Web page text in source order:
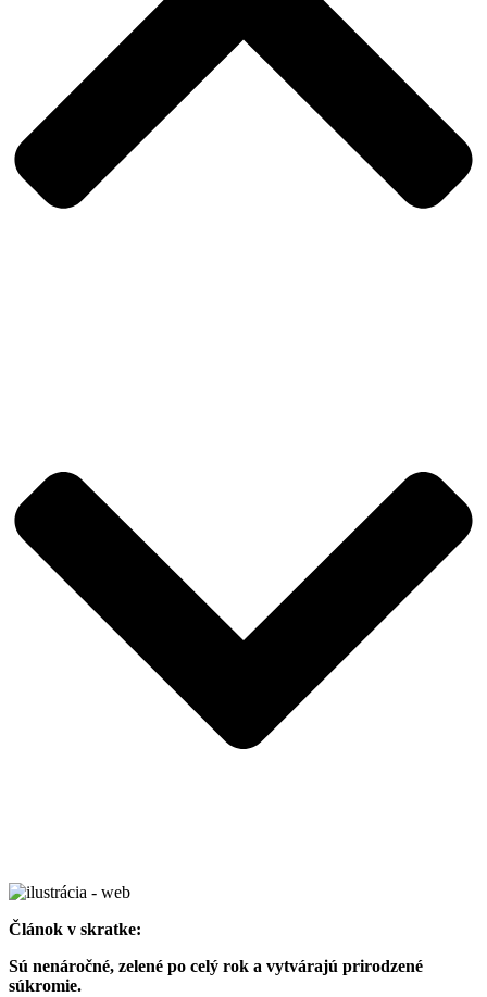
Článok v skratke:
Sú nenáročné, zelené po celý rok a vytvárajú prirodzené
súkromie.